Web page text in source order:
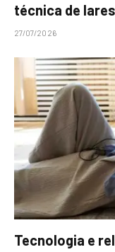
técnica de lares
27/07/2026
Tecnologia e